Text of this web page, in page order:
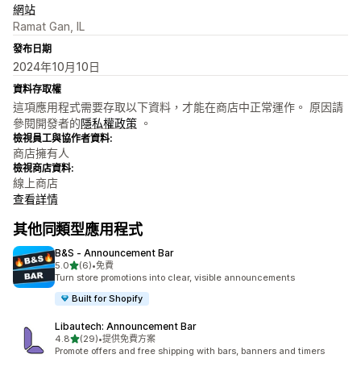
網站
Ramat Gan, IL
發布日期
2024年10月10日
資料存取權
這項應用程式需要存取以下資料，才能在商店中正常運作。 原因請
參閱開發者的隱私權政策 。
檢視員工與協作者資料:
商店擁有人
檢視商店資料:
線上商店
查看詳情
其他同類型應用程式
B&S ‑ Announcement Bar
5.0滿分 5 顆星
(6)
共有 6 則評價
•免費
Turn store promotions into clear, visible announcements
Built for Shopify
Libautech: Announcement Bar
4.8滿分 5 顆星
(29)
共有 29 則評價
•提供免費方案
Promote offers and free shipping with bars, banners and timers